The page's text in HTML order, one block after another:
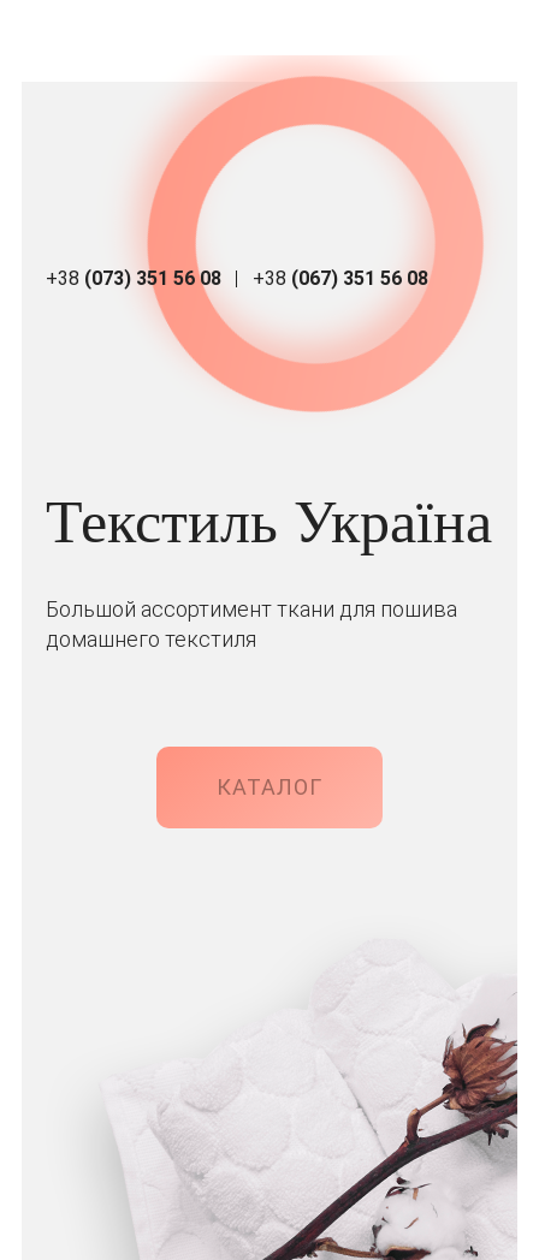
+38 (073) 351 56 08 +38 (067) 351 56 08
Текстиль Україна
Большой ассортимент ткани для пошива
домашнего текстиля
КАТАЛОГ